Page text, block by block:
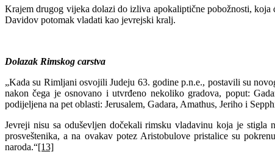
Krajem drugog vijeka dolazi do izliva apokaliptične pobožnosti,
Davidov potomak vladati kao jevrejski kralj.
Dolazak Rimskog carstva
„Kada su Rimljani osvojili Judeju 63. godine p.n.e., postavili su
nakon čega je osnovano i utvrđeno nekoliko gradova, poput:
podijeljena na pet oblasti: Jerusalem, Gadara, Amathus, Jeriho i
Jevreji nisu sa oduševljen dočekali rimsku vladavinu koja je stigla
prosveštenika, a na ovakav potez Aristobulove pristalice su
naroda.“[13]